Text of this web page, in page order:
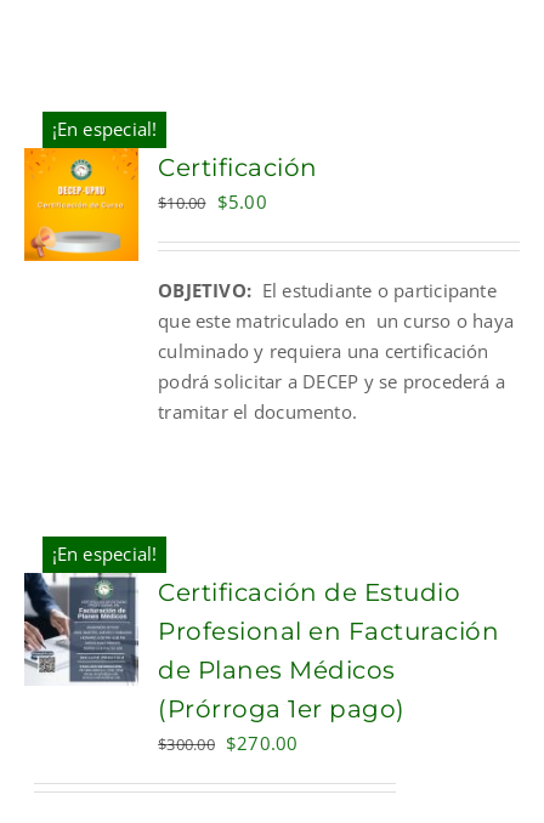
¡En especial!
ADD TO
CART
Certificación
$10.00 Original
$10.00.
$5.00Current
$5.00.
OBJETIVO: El estudiante o participante
que este matriculado en un curso o haya
culminado y requiera una certificación
podrá solicitar a DECEP y se procederá a
tramitar el documento.
¡En especial!
ADD TO
CART
Certificación de Estudio
Profesional en Facturación
de Planes Médicos
(Prórroga 1er pago)
$300.00 Original
$270.00